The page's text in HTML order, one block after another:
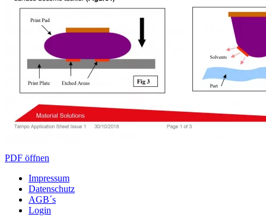
PDF öffnen
Impressum
Datenschutz
AGB´s
Login